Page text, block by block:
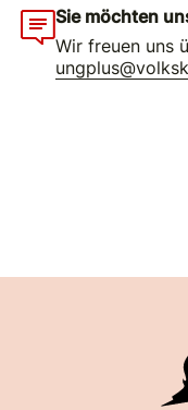
Sie möchten
Wir freuen uns